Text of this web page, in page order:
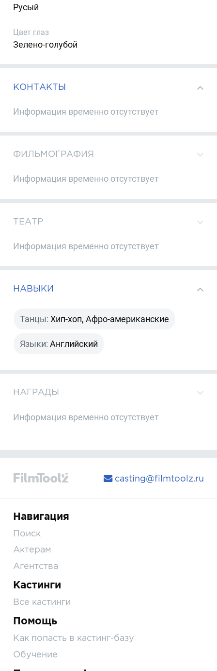
Русый
Цвет глаз
Зелено-голубой
КОНТАКТЫ
Информация временно отсутствует
ФИЛЬМОГРАФИЯ
Информация временно отсутствует
ТЕАТР
Информация временно отсутствует
НАВЫКИ
Танцы: Хип-хоп, Афро-американские
Языки: Английский
НАГРАДЫ
Информация временно отсутствует
casting@filmtoolz.ru
Навигация
Поиск
Актерам
Агентства
Кастинги
Все кастинги
Помощь
Как попасть в кастинг-базу
Обучение